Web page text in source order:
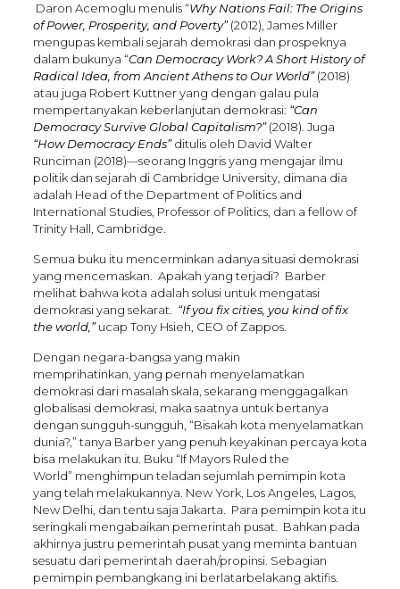
Daron Acemoglu menulis “Why Nations Fail: The Origins
of Power, Prosperity, and Poverty”(2012), James Miller
mengupas kembali sejarah demokrasi dan prospeknya
dalam bukunya “Can Democracy Work? A Short History of
Radical Idea, from Ancient Athens to Our World”(2018)
atau juga Robert Kuttner yang dengan galau pula
mempertanyakan keberlanjutan demokrasi: “Can
Democracy Survive Global Capitalism?”(2018). Juga
“How Democracy Ends”ditulis oleh David Walter
Runciman (2018)—seorang Inggris yang mengajar ilmu
politik dan sejarah di Cambridge University, dimana dia
adalah Head of the Department of Politics and
International Studies, Professor of Politics, dan a fellow of
Trinity Hall, Cambridge.
Semua buku itu mencerminkan adanya situasi demokrasi
yang mencemaskan. Apakah yang terjadi? Barber
melihat bahwa kota adalah solusi untuk mengatasi
demokrasi yang sekarat. “If you fix cities, you kind of fix
the world,”ucap Tony Hsieh, CEO of Zappos.
Dengan negara-bangsa yang makin
memprihatinkan, yang pernah menyelamatkan
demokrasi dari masalah skala, sekarang menggagalkan
globalisasi demokrasi, maka saatnya untuk bertanya
dengan sungguh-sungguh, “Bisakah kota menyelamatkan
dunia?,” tanya Barber yang penuh keyakinan percaya kota
bisa melakukan itu. Buku “If Mayors Ruled the
World” menghimpun teladan sejumlah pemimpin kota
yang telah melakukannya. New York, Los Angeles, Lagos,
New Delhi, dan tentu saja Jakarta. Para pemimpin kota itu
seringkali mengabaikan pemerintah pusat. Bahkan pada
akhirnya justru pemerintah pusat yang meminta bantuan
sesuatu dari pemerintah daerah/propinsi. Sebagian
pemimpin pembangkang ini berlatarbelakang aktifis.